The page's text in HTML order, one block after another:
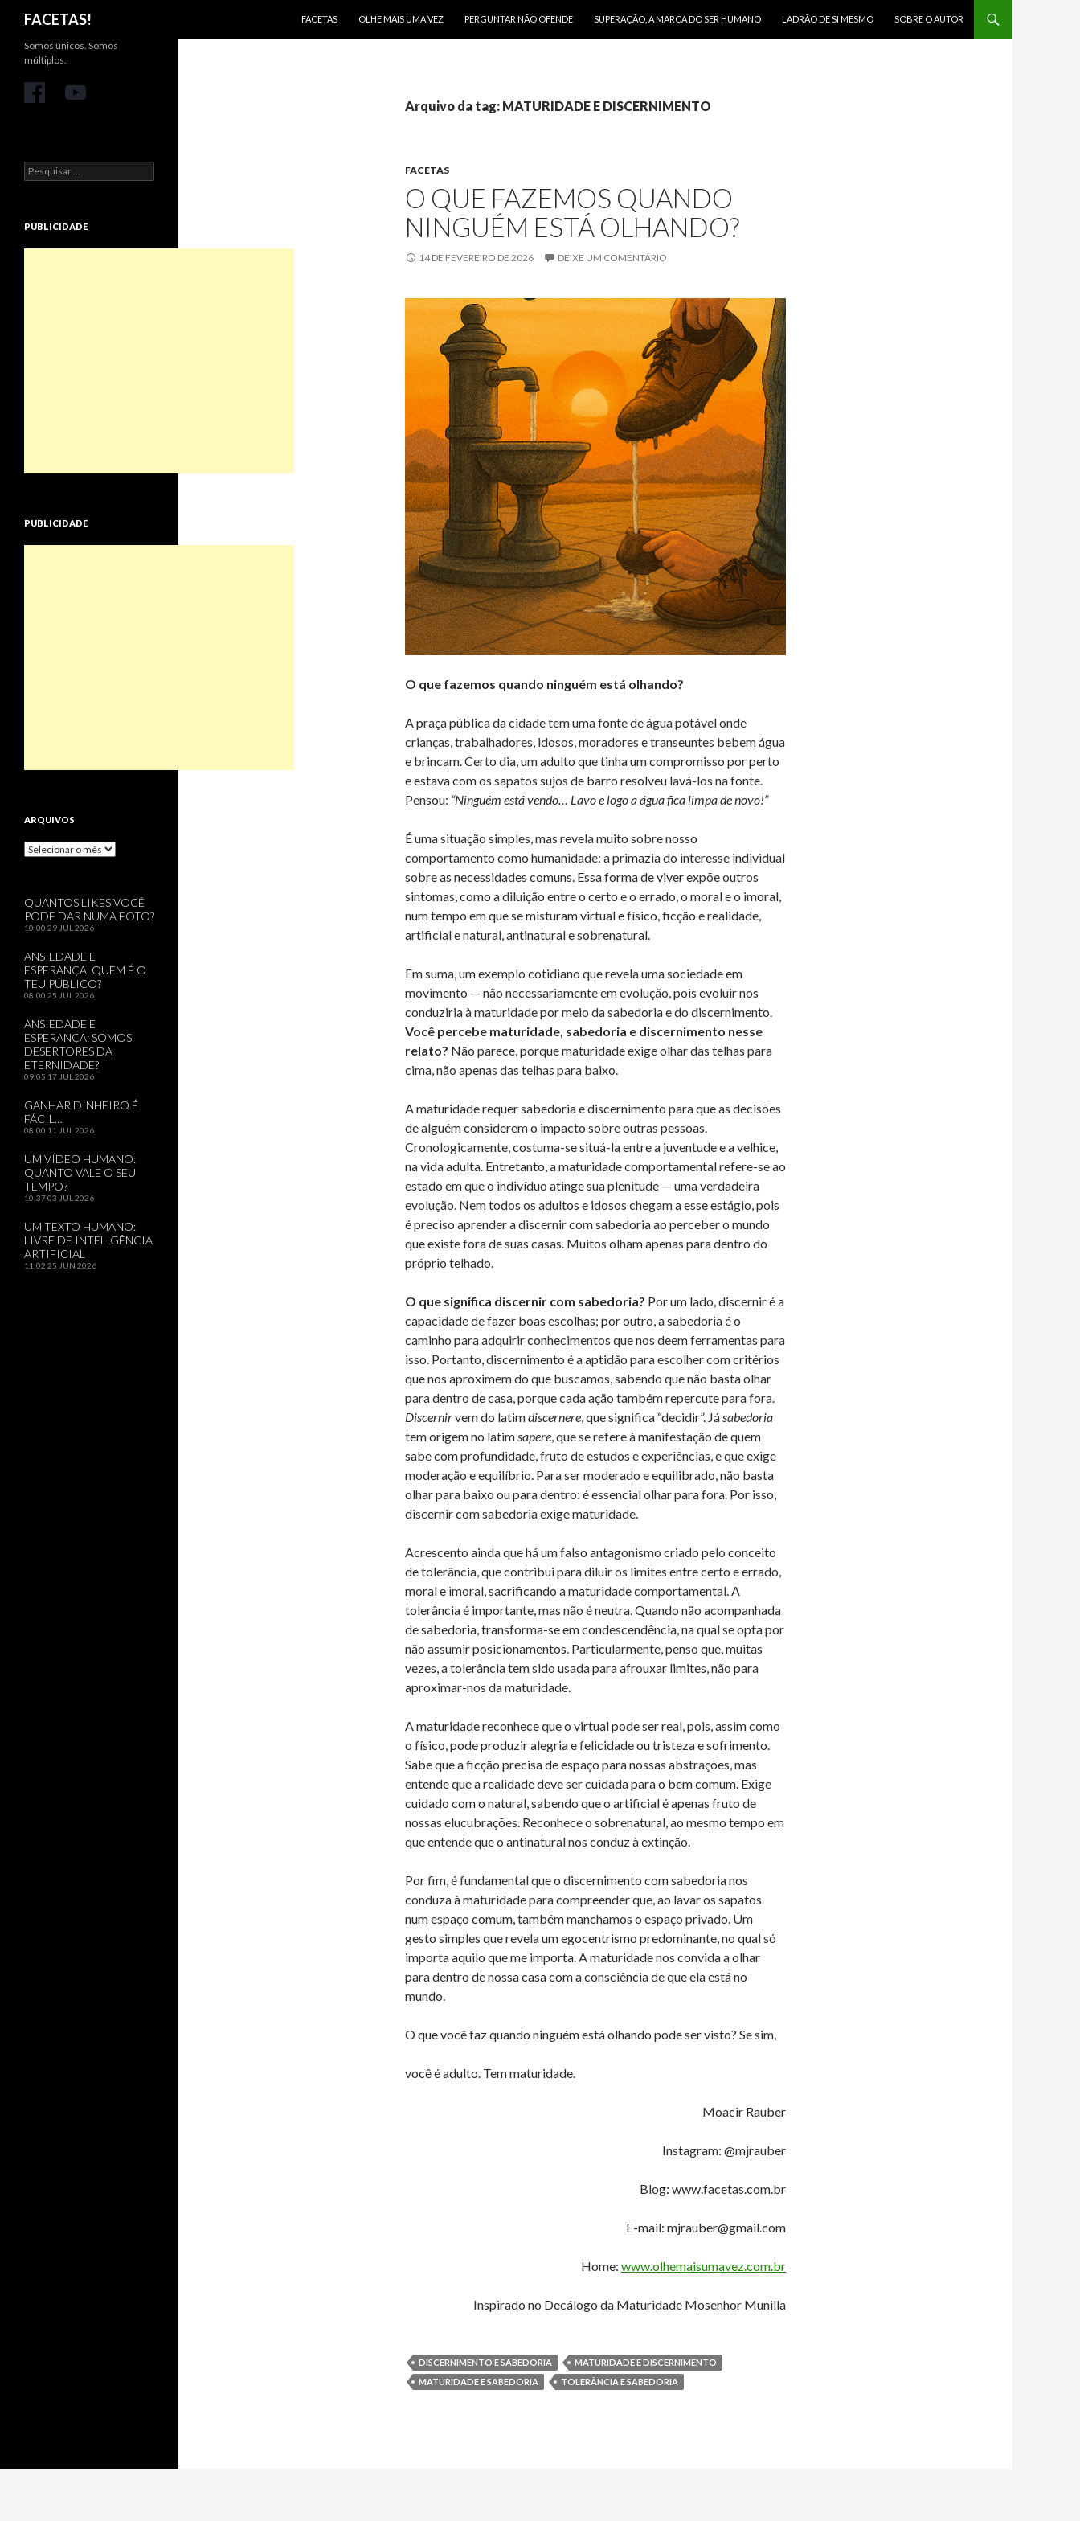
FACETAS!
FACETAS
OLHE MAIS UMA VEZ PERGUNTAR NÃO OFENDE SUPERAÇÃO, A MARCA DO SER HUMANO LADRÃO DE SI MESMO SOBRE O AUTOR
Arquivo da tag: MATURIDADE E DISCERNIMENTO
FACETAS
O QUE FAZEMOS QUANDO
NINGUÉM ESTÁ OLHANDO?
14 DE FEVEREIRO DE 2026 DEIXE UM COMENTÁRIO
O que fazemos quando ninguém está olhando?
A praça pública da cidade tem uma fonte de água potável onde
crianças, trabalhadores, idosos, moradores e transeuntes bebem água
e brincam. Certo dia, um adulto que tinha um compromisso por perto
e estava com os sapatos sujos de barro resolveu lavá-los na fonte.
Pensou: “Ninguém está vendo… Lavo e logo a água fica limpa de novo!”
É uma situação simples, mas revela muito sobre nosso
comportamento como humanidade: a primazia do interesse individual
sobre as necessidades comuns. Essa forma de viver expõe outros
sintomas, como a diluição entre o certo e o errado, o moral e o imoral,
num tempo em que se misturam virtual e físico, ficção e realidade,
artificial e natural, antinatural e sobrenatural.
Em suma, um exemplo cotidiano que revela uma sociedade em
movimento — não necessariamente em evolução, pois evoluir nos
conduziria à maturidade por meio da sabedoria e do discernimento.
Você percebe maturidade, sabedoria e discernimento nesse
relato? Não parece, porque maturidade exige olhar das telhas para
cima, não apenas das telhas para baixo.
A maturidade requer sabedoria e discernimento para que as decisões
de alguém considerem o impacto sobre outras pessoas.
Cronologicamente, costuma-se situá-la entre a juventude e a velhice,
na vida adulta. Entretanto, a maturidade comportamental refere-se ao
estado em que o indivíduo atinge sua plenitude — uma verdadeira
evolução. Nem todos os adultos e idosos chegam a esse estágio, pois
é preciso aprender a discernir com sabedoria ao perceber o mundo
que existe fora de suas casas. Muitos olham apenas para dentro do
próprio telhado.
O que significa discernir com sabedoria? Por um lado, discernir é a
capacidade de fazer boas escolhas; por outro, a sabedoria é o
caminho para adquirir conhecimentos que nos deem ferramentas para
isso. Portanto, discernimento é a aptidão para escolher com critérios
que nos aproximem do que buscamos, sabendo que não basta olhar
para dentro de casa, porque cada ação também repercute para fora.
Discernirvem do latimdiscernere , que significa “decidir”. Já sabedoria
tem origem no latim sapere , que se refere à manifestação de quem
sabe com profundidade, fruto de estudos e experiências, e que exige
moderação e equilíbrio. Para ser moderado e equilibrado, não basta
olhar para baixo ou para dentro: é essencial olhar para fora. Por isso,
discernir com sabedoria exige maturidade.
Acrescento ainda que há um falso antagonismo criado pelo conceito
de tolerância, que contribui para diluir os limites entre certo e errado,
moral e imoral, sacrificando a maturidade comportamental. A
tolerância é importante, mas não é neutra. Quando não acompanhada
de sabedoria, transforma-se em condescendência, na qual se opta por
não assumir posicionamentos. Particularmente, penso que, muitas
vezes, a tolerância tem sido usada para afrouxar limites, não para
aproximar-nos da maturidade.
A maturidade reconhece que o virtual pode ser real, pois, assim como
o físico, pode produzir alegria e felicidade ou tristeza e sofrimento.
Sabe que a ficção precisa de espaço para nossas abstrações, mas
entende que a realidade deve ser cuidada para o bem comum. Exige
cuidado com o natural, sabendo que o artificial é apenas fruto de
nossas elucubrações. Reconhece o sobrenatural, ao mesmo tempo em
que entende que o antinatural nos conduz à extinção.
Por fim, é fundamental que o discernimento com sabedoria nos
conduza à maturidade para compreender que, ao lavar os sapatos
num espaço comum, também manchamos o espaço privado. Um
gesto simples que revela um egocentrismo predominante, no qual só
importa aquilo que me importa. A maturidade nos convida a olhar
para dentro de nossa casa com a consciência de que ela está no
mundo.
O que você faz quando ninguém está olhando pode ser visto? Se sim,
você é adulto. Tem maturidade.
Moacir Rauber
Instagram: @mjrauber
Blog: www.facetas.com.br
E-mail: mjrauber@gmail.com
Home: www.olhemaisumavez.com.br
Inspirado no Decálogo da Maturidade Mosenhor Munilla
DISCERNIMENTO E SABEDORIA
MATURIDADE E DISCERNIMENTO
MATURIDADE E SABEDORIA
TOLERÂNCIA E SABEDORIA
Somos únicos. Somos
múltiplos.
Pesquisar
por:
PUBLICIDADE
PUBLICIDADE
ARQUIVOS
Arquivos
QUANTOS LIKES VOCÊ
PODE DAR NUMA FOTO?
10:00 29 JUL 2026
ANSIEDADE E
ESPERANÇA: QUEM É O
TEU PÚBLICO?
08:00 25 JUL 2026
ANSIEDADE E
ESPERANÇA: SOMOS
DESERTORES DA
ETERNIDADE?
09:05 17 JUL 2026
GANHAR DINHEIRO É
FÁCIL…
08:00 11 JUL 2026
UM VÍDEO HUMANO:
QUANTO VALE O SEU
TEMPO?
10:3703 JUL 2026
UM TEXTO HUMANO:
LIVRE DE INTELIGÊNCIA
ARTIFICIAL
11:02 25 JUN 2026